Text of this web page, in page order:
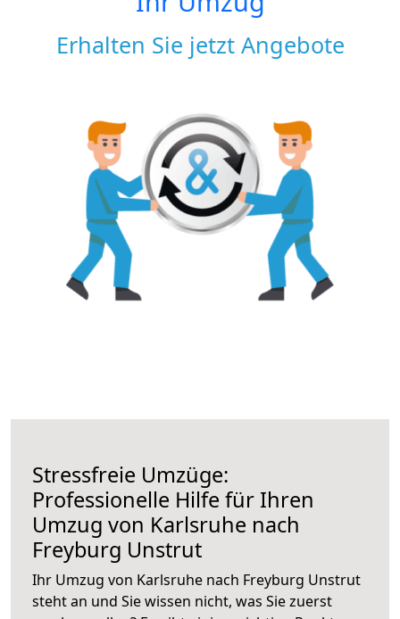
Erhalten Sie jetzt Angebote
Stressfreie Umzüge:
Professionelle Hilfe für Ihren
Umzug von Karlsruhe nach
Freyburg Unstrut
Ihr Umzug von Karlsruhe nach Freyburg Unstrut
steht an und Sie wissen nicht, was Sie zuerst